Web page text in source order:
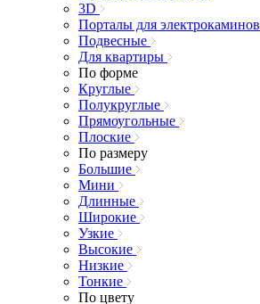
3D
Порталы для электрокаминов
Подвесные
Для квартиры
По форме
Круглые
Полукруглые
Прямоугольные
Плоские
По размеру
Большие
Мини
Длинные
Широкие
Узкие
Высокие
Низкие
Тонкие
По цвету